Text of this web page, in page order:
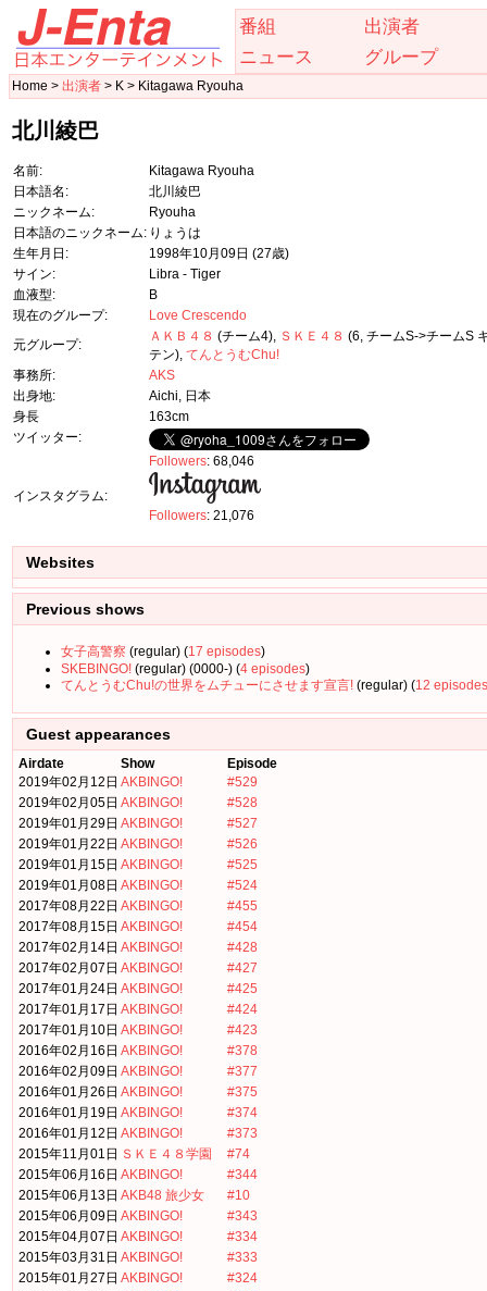
番組
出演者
ニュース
グループ
Home > 出演者 > K > Kitagawa Ryouha
北川綾巴
名前:
Kitagawa Ryouha
日本語名:
北川綾巴
ニックネーム:
Ryouha
日本語のニックネーム: りょうは
生年月日:
1998年10月09日 (27歳)
サイン:
Libra - Tiger
血液型:
B
現在のグループ:
Love Crescendo
元グループ:
ＡＫＢ４８ (チーム4), ＳＫＥ４８ (6, チームS->チームS
テン), てんとうむChu!
事務所:
AKS
出身地:
Aichi, 日本
身長
163cm
ツイッター:
Followers: 68,046
インスタグラム:
Followers: 21,076
Websites
Previous shows
女子高警察 (regular) (17 episodes)
SKEBINGO! (regular) (0000-) (4 episodes)
てんとうむChu!の世界をムチューにさせます宣言! (regular) (12 episodes
Guest appearances
Airdate Show
Episode
2019年02月12日 AKBINGO!
#529
2019年02月05日 AKBINGO!
#528
2019年01月29日 AKBINGO!
#527
2019年01月22日 AKBINGO!
#526
2019年01月15日 AKBINGO!
#525
2019年01月08日 AKBINGO!
#524
2017年08月22日 AKBINGO!
#455
2017年08月15日 AKBINGO!
#454
2017年02月14日 AKBINGO!
#428
2017年02月07日 AKBINGO!
#427
2017年01月24日 AKBINGO!
#425
2017年01月17日 AKBINGO!
#424
2017年01月10日 AKBINGO!
#423
2016年02月16日 AKBINGO!
#378
2016年02月09日 AKBINGO!
#377
2016年01月26日 AKBINGO!
#375
2016年01月19日 AKBINGO!
#374
2016年01月12日 AKBINGO!
#373
2015年11月01日 ＳＫＥ４８学園
#74
2015年06月16日 AKBINGO!
#344
2015年06月13日 AKB48 旅少女
#10
2015年06月09日 AKBINGO!
#343
2015年04月07日 AKBINGO!
#334
2015年03月31日 AKBINGO!
#333
2015年01月27日 AKBINGO!
#324